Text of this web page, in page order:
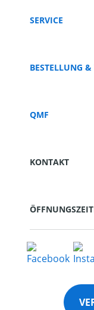
SERVICE
BESTELLUNG
QMF
KONTAKT